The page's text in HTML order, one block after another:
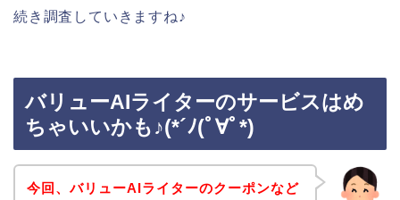
続き調査していきますね♪
バリューAIライターのサービスはめ
ちゃいいかも♪(*´ﾉ(ﾟ∀ﾟ*)
今回、バリューAIライターのクーポンなど